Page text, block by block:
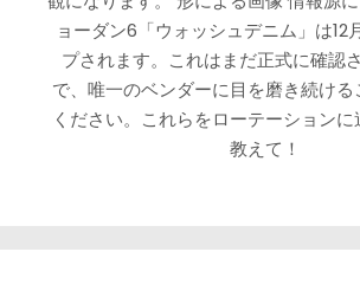
ョーダン6「ウォッシュデニム」は12
プされます。これはまだ正式に確認
で、唯一のベンダーに目を磨き続ける
ください。これらをローテーションに
教えて！